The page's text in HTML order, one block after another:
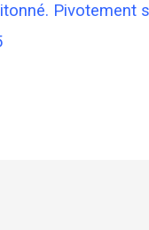
Pivotement